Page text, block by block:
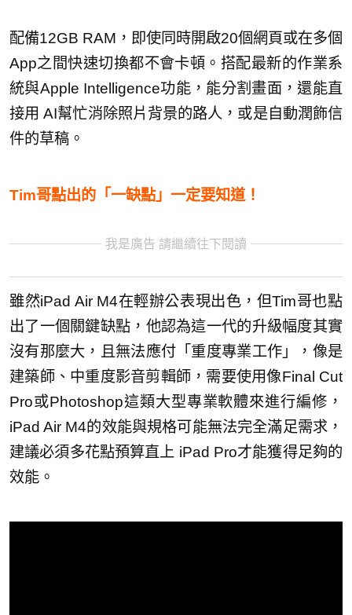
配備12GB RAM，即使同時開啟20個網頁或在多個
App之間快速切換都不會卡頓。搭配最新的作業系
統與Apple Intelligence功能，能分割畫面，還能直
接用 AI幫忙消除照片背景的路人，或是自動潤飾信
件的草稿。
Tim哥點出的「一缺點」一定要知道！
我是廣告 請繼續往下閱讀
雖然iPad Air M4在輕辦公表現出色，但Tim哥也點
出了一個關鍵缺點，他認為這一代的升級幅度其實
沒有那麼大，且無法應付「重度專業工作」，像是
建築師、中重度影音剪輯師，需要使用像Final Cut
Pro或Photoshop這類大型專業軟體來進行編修，
iPad Air M4的效能與規格可能無法完全滿足需求，
建議必須多花點預算直上 iPad Pro才能獲得足夠的
效能。